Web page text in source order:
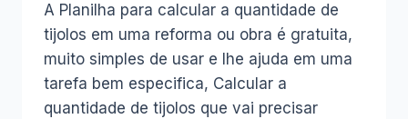
A Planilha para calcular a quantidade de
tijolos em uma reforma ou obra é gratuita,
muito simples de usar e lhe ajuda em uma
tarefa bem especifica, Calcular a
quantidade de tijolos que vai precisar